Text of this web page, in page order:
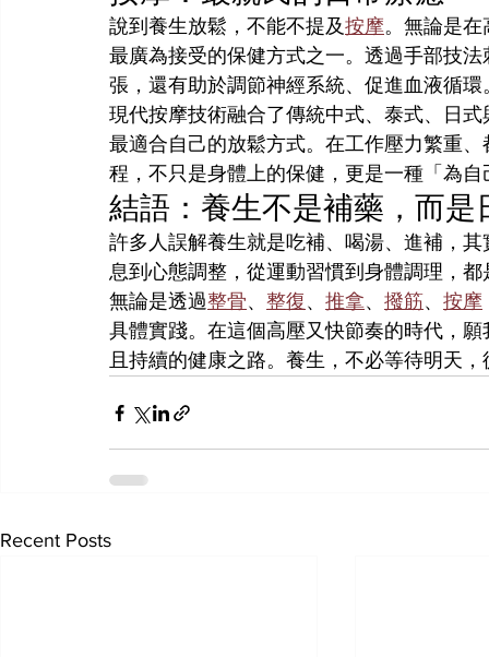
說到養生放鬆，不能不提及按摩。無論是在
最廣為接受的保健方式之一。透過手部技
張，還有助於調節神經系統、促進血液循環
現代按摩技術融合了傳統中式、泰式、日
最適合自己的放鬆方式。在工作壓力繁重
程，不只是身體上的保健，更是一種「為
結語：養生不是補藥，而是
許多人誤解養生就是吃補、喝湯、進補，
息到心態調整，從運動習慣到身體調理，
無論是透過整骨、 整復 、 推拿、 撥筋、 按摩
具體實踐。在這個高壓又快節奏的時代，
且持續的健康之路。養生，不必等待明天
Recent Posts